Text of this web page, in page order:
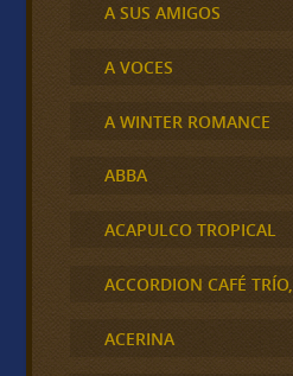
A SUS AMIGOS
A VOCES
A WINTER ROMANCE
ABBA
ACAPULCO TROPICAL
ACCORDION CAFÉ TRÍO,
ACERINA